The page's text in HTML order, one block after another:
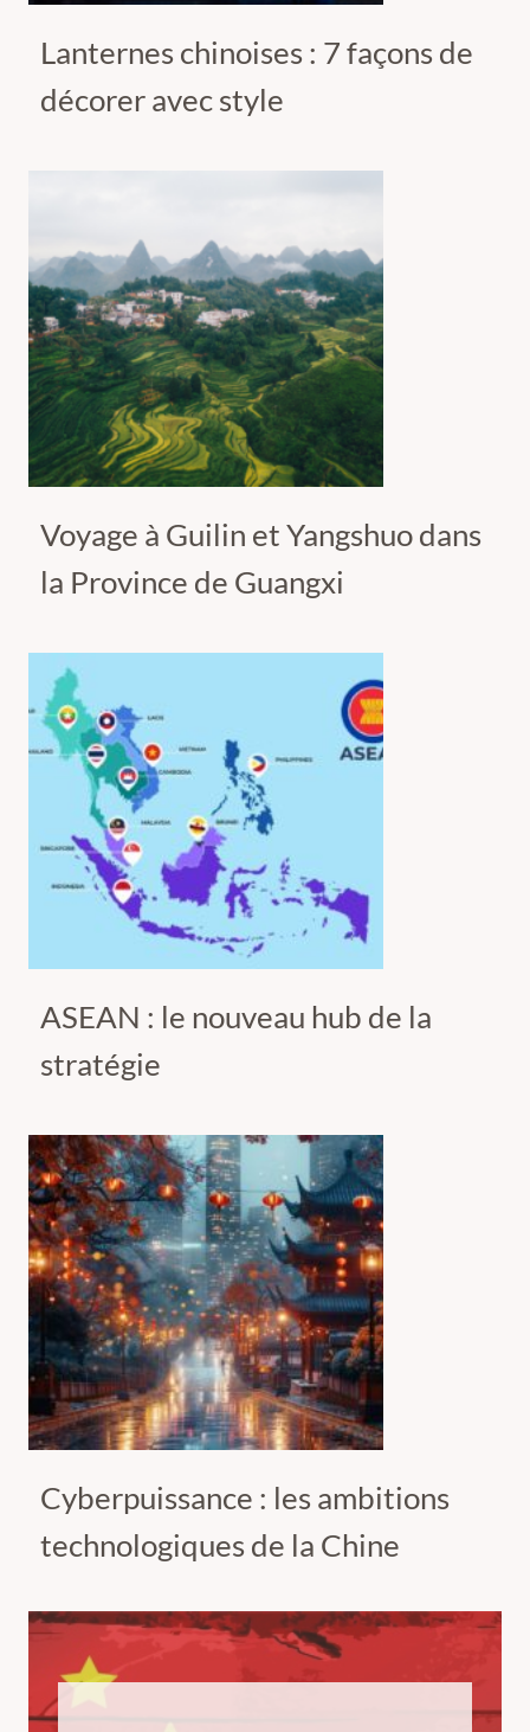
Lanternes chinoises : 7 façons de
décorer avec style
Voyage à Guilin et Yangshuo dans
la Province de Guangxi
ASEAN : le nouveau hub de la
stratégie
Cyberpuissance : les ambitions
technologiques de la Chine